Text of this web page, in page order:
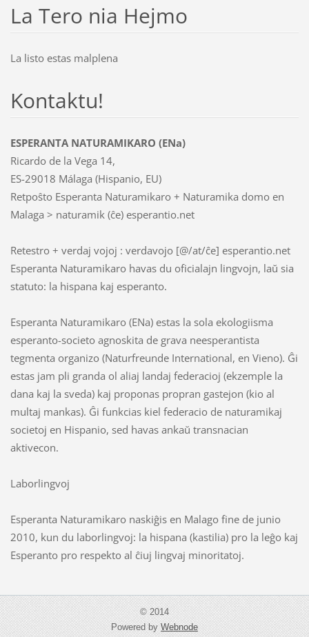
La Tero nia Hejmo
La listo estas malplena
Kontaktu!
ESPERANTA NATURAMIKARO (ENa)
Ricardo de la Vega 14,
ES-29018 Málaga (Hispanio, EU)
Retpoŝto Esperanta Naturamikaro + Naturamika domo en
Malaga > naturamik (ĉe) esperantio.net
Retestro + verdaj vojoj : verdavojo [@/at/ĉe] esperantio.net
Esperanta Naturamikaro havas du oficialajn lingvojn, laŭ sia
statuto: la hispana kaj esperanto.
Esperanta Naturamikaro (ENa) estas la sola ekologiisma
esperanto-societo agnoskita de grava neesperantista
tegmenta organizo (Naturfreunde International, en Vieno). Ĝi
estas jam pli granda ol aliaj landaj federacioj (ekzemple la
dana kaj la sveda) kaj proponas propran gastejon (kio al
multaj mankas). Ĝi funkcias kiel federacio de naturamikaj
societoj en Hispanio, sed havas ankaŭ transnacian
aktivecon.
Laborlingvoj
Esperanta Naturamikaro naskiĝis en Malago fine de junio
2010, kun du laborlingvoj: la hispana (kastilia) pro la leĝo kaj
Esperanto pro respekto al ĉiuj lingvaj minoritatoj.
© 2014
Powered byWebnode